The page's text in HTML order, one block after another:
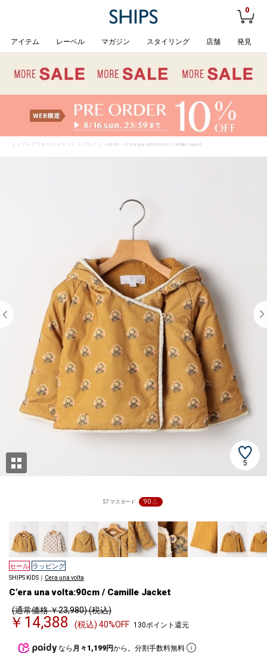
0
アイテム レーベル マガジン スタイリング 店舗 発見
トップ > アウター/ジャケット > ブルゾン > KIDS > C’era una volta:90cm / Camille Jacket
5
57 マスタード 90 △
セール ラッピング
SHIPS KIDS｜ Cera una volta
C’era una volta:90cm / Camille Jacket
(通常価格 ￥23,980) (税込)
￥14,388 (税込) 40%OFF 130ポイント還元
なら 月々1,199円から。分割手数料無料